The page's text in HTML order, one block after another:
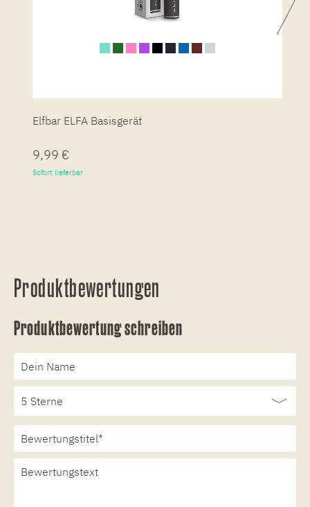
Elfbar ELFA Basisgerät
9,99 €
Sofort lieferbar
Produktbewertungen
Produktbewertung schreiben